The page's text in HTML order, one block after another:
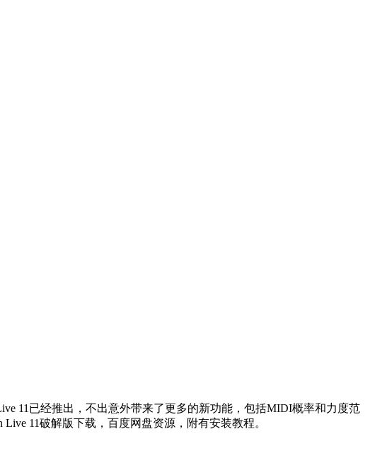
11已经推出，不出意外带来了更多的新功能，包括MIDI概率和力度范
11破解版下载，百度网盘资源，附有安装教程。